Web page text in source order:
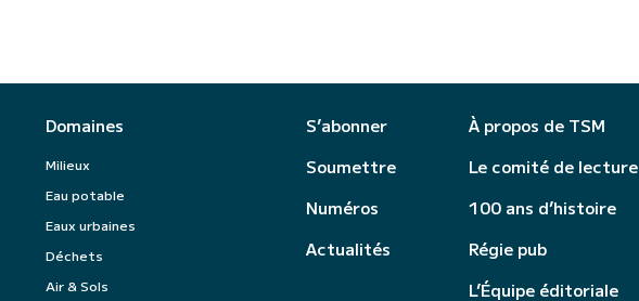
Domaines
Milieux
Eau potable
Eaux urbaines
Déchets
Air & Sols
S’abonner
Soumettre
Numéros
Actualités
À propos de TSM
Le comité de lecture
100 ans d’histoire
Régie pub
L’Équipe éditoriale